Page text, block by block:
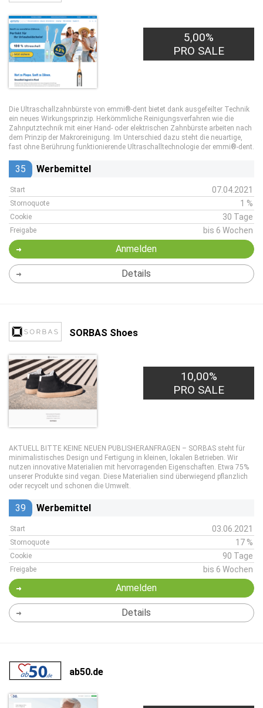
5,00%
PRO SALE
Die Ultraschallzahnbürste von emmi®-dent bietet dank ausgefeilter Technik
ein neues Wirkungsprinzip. Herkömmliche Reinigungsverfahren wie die
Zahnputztechnik mit einer Hand- oder elektrischen Zahnbürste arbeiten nach
dem Prinzip der Makroreinigung. Im Unterschied dazu steht die neuartige,
fast ohne Berührung funktionierende Ultraschalltechnologie der emmi®-dent.
35 Werbemittel
Start 07.04.2021
Stornoquote 1 %
Cookie 30 Tage
Freigabe bis 6 Wochen
Anmelden
Details
SORBAS Shoes
10,00%
PRO SALE
AKTUELL BITTE KEINE NEUEN PUBLISHERANFRAGEN – SORBAS steht für
minimalistisches Design und Fertigung in kleinen, lokalen Betrieben. Wir
nutzen innovative Materialien mit hervorragenden Eigenschaften. Etwa 75%
unserer Produkte sind vegan. Diese Materialien sind überwiegend pflanzlich
oder recycelt und schonen die Umwelt.
39 Werbemittel
Start 03.06.2021
Stornoquote 17 %
Cookie 90 Tage
Freigabe bis 6 Wochen
Anmelden
Details
ab50.de